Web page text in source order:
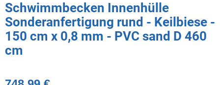
Schwimmbecken Innenhülle
Sonderanfertigung rund - Keilbiese -
150 cm x 0,8 mm - PVC sand D 460
cm